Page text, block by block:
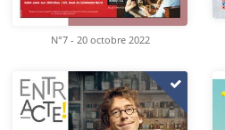
N°7 - 20 octobre 2022